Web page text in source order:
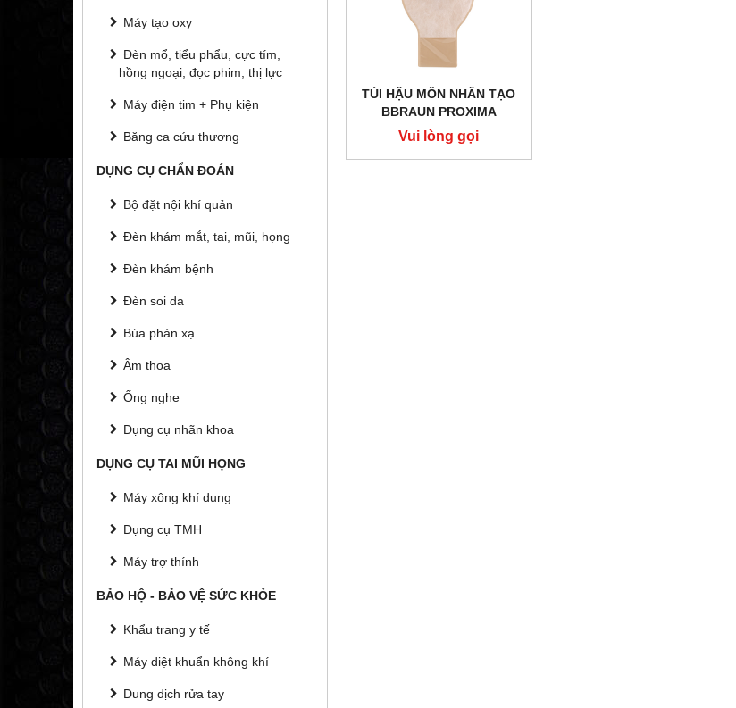
Máy tạo oxy
Đèn mổ, tiểu phẩu, cực tím,
hồng ngoại, đọc phim, thị lực
Máy điện tim + Phụ kiện
Băng ca cứu thương
DỤNG CỤ CHẨN ĐOÁN
Bộ đặt nội khí quản
Đèn khám mắt, tai, mũi, họng
Đèn khám bệnh
Đèn soi da
Búa phản xạ
Âm thoa
Ống nghe
Dụng cụ nhãn khoa
DỤNG CỤ TAI MŨI HỌNG
Máy xông khí dung
Dụng cụ TMH
Máy trợ thính
BẢO HỘ - BẢO VỆ SỨC KHỎE
Khẩu trang y tế
Máy diệt khuẩn không khí
Dung dịch rửa tay
TÚI HẬU MÔN NHÂN TẠO
BBRAUN PROXIMA
DRAINABLE 55410A
Vui lòng gọi